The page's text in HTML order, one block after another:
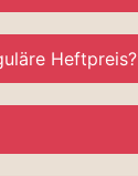
Heftpreis?